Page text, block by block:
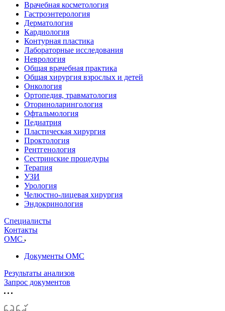
Врачебная косметология
Гастроэнтерология
Дерматология
Кардиология
Контурная пластика
Лабораторные исследования
Неврология
Общая врачебная практика
Общая хирургия взрослых и детей
Онкология
Ортопедия, травматология
Оториноларингология
Офтальмология
Педиатрия
Пластическая хирургия
Проктология
Рентгенология
Сестринские процедуры
Терапия
УЗИ
Урология
Челюстно-лицевая хирургия
Эндокринология
Специалисты
Контакты
ОМС
Документы ОМС
Результаты анализов
Запрос документов